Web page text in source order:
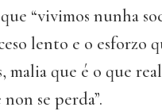
“vivimos nunha
lento e o esforzo
malia que é o que
se perda”.